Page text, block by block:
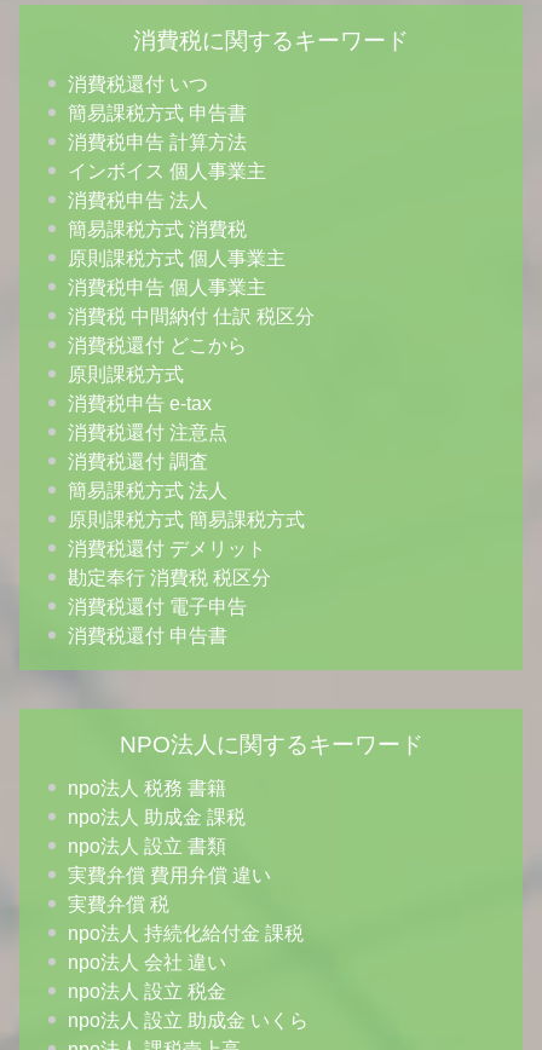
消費税に関するキーワード
消費税還付 いつ
簡易課税方式 申告書
消費税申告 計算方法
インボイス 個人事業主
消費税申告 法人
簡易課税方式 消費税
原則課税方式 個人事業主
消費税申告 個人事業主
消費税 中間納付 仕訳 税区分
消費税還付 どこから
原則課税方式
消費税申告 e-tax
消費税還付 注意点
消費税還付 調査
簡易課税方式 法人
原則課税方式 簡易課税方式
消費税還付 デメリット
勘定奉行 消費税 税区分
消費税還付 電子申告
消費税還付 申告書
NPO法人に関するキーワード
npo法人 税務 書籍
npo法人 助成金 課税
npo法人 設立 書類
実費弁償 費用弁償 違い
実費弁償 税
npo法人 持続化給付金 課税
npo法人 会社 違い
npo法人 設立 税金
npo法人 設立 助成金 いくら